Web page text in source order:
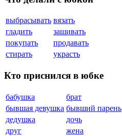
выбрасывать вязать
гладить
зашивать
покупать
продавать
стирать
украсть
Кто приснился в юбке
бабушка
брат
бывшая девушка бывший парень
дедушка
дочь
друг
жена